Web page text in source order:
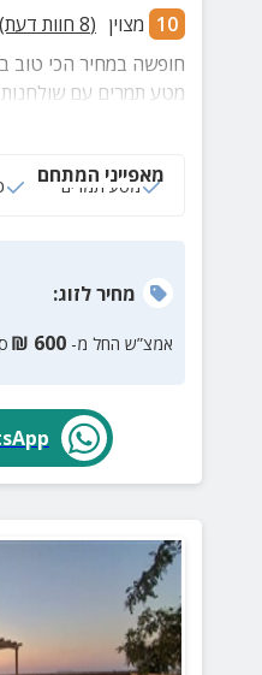
10 מצוין (
8 חוות דעת)
חופשה במחיר הכי טוב
מטע תמרים עם שולחנות
מנגל, כניסה חופשית
מאפייני המתחם
מטע תמרים
מחירלזוג:
אמצ”ש החל מ- 600
₪